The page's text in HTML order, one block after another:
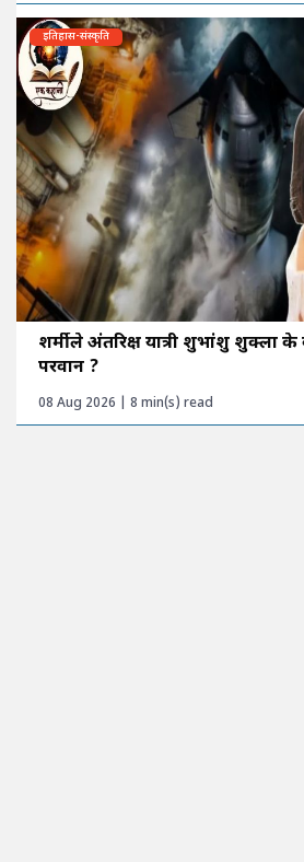
इतिहास-संस्कृति
शर्मीले अंतरिक्ष यात्री शुभांशु शुक्ला
परवान ?
08 Aug 2026 | 8 min(s) read